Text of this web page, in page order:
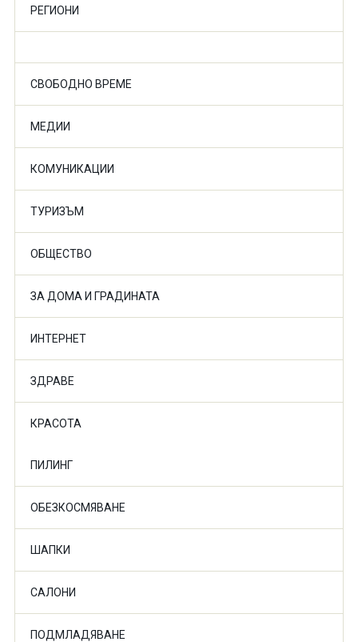
РЕГИОНИ
СВОБОДНО ВРЕМЕ
МЕДИИ
КОМУНИКАЦИИ
ТУРИЗЪМ
ОБЩЕСТВО
ЗА ДОМА И ГРАДИНАТА
ИНТЕРНЕТ
ЗДРАВЕ
КРАСОТА
ПИЛИНГ
ОБЕЗКОСМЯВАНЕ
ШАПКИ
САЛОНИ
ПОДМЛАДЯВАНЕ